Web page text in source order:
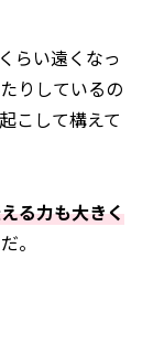
らい遠くなっ
りしているの
こして構えて
る力も大きく
。